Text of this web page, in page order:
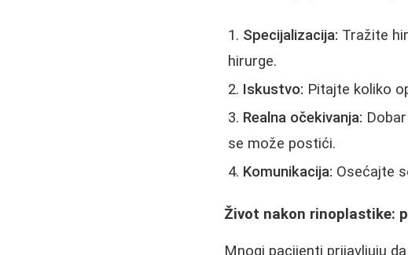
Specijalizacija: Tražite
hirurge.
Iskustvo: Pitajte koliko
Realna očekivanja:
se može postići.
Komunikacija: Osećajte
Život nakon rinoplastike:
Mnogi pacijenti prijavljuju